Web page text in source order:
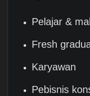
Pelajar &
Fresh
Karyawan
Pebisnis